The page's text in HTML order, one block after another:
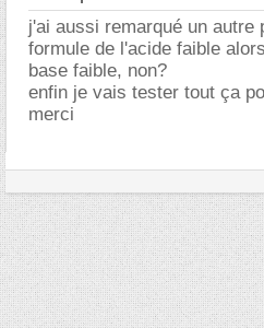
j'ai aussi remarqué un autre
formule de l'acide faible
base faible, non?
enfin je vais tester tout ça
merci